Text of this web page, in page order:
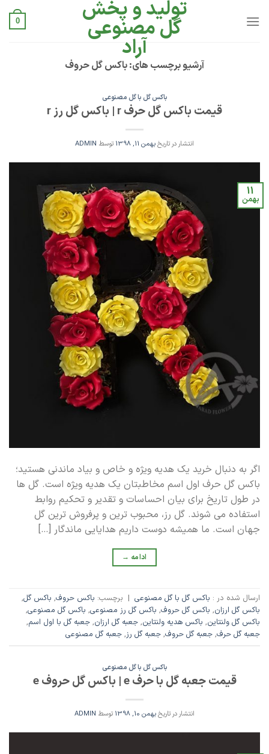
تولید و پخش
گل مصنوعی
آراد
0
آرشیو برچسب های:باکس گل حروف
باکس گل با گل مصنوعی
قیمت باکس گل حرف r | باکس گل رز r
انتشار در تاریخبهمن 11, 1398 توسط ADMIN
11
بهمن
اگر به دنبال خرید یک هدیه ویژه و خاص و بیاد ماندنی هستید؛
باکس گل حرف اول اسم مخاطبتان یک هدیه ویژه است. گل ها
در طول تاریخ برای بیان احساسات و تقدیر و تحکیم روابط
استفاده می شوند. گل رز، محبوب ترین و پرفروش ترین گل
جهان است. ما همیشه دوست داریم هدایایی ماندگار […]
ادامه →
ارسال شده در : باکس گل با گل مصنوعی | برچسب: باکس حروف, باکس گل,
باکس گل ارزان, باکس گل حروف, باکس گل رز مصنوعی, باکس گل مصنوعی,
باکس گل ولنتاین, باکس هدیه ولنتاین, جعبه گل ارزان, جعبه گل با اول اسم,
جعبه گل حرف, جعبه گل حروف, جعبه گل رز, جعبه گل مصنوعی
باکس گل با گل مصنوعی
قیمت جعبه گل با حرف e | باکس گل حروف e
انتشار در تاریخبهمن 10, 1398 توسط ADMIN